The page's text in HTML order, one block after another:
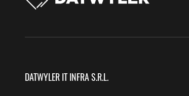
DATWYLER IT INFRA S.R.L.